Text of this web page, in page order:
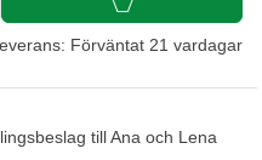
Förväntat 21 vardagar
till Ana och Lena